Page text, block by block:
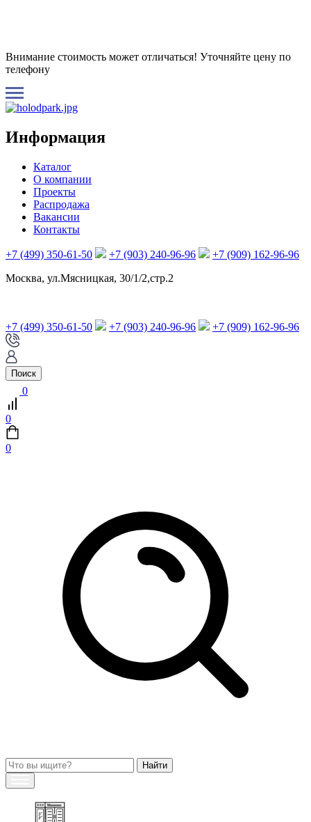
Внимание стоимость может отличаться! Уточняйте цену по
телефону
Информация
Каталог
О компании
Проекты
Распродажа
Вакансии
Контакты
+7 (499) 350-61-50 +7 (903) 240-96-96
+7 (909) 162-96-96
Москва, ул.Мясницкая, 30/1/2,стр.2
+7 (499) 350-61-50 +7 (903) 240-96-96 +7 (909) 162-96-96
Поиск
0
0
0